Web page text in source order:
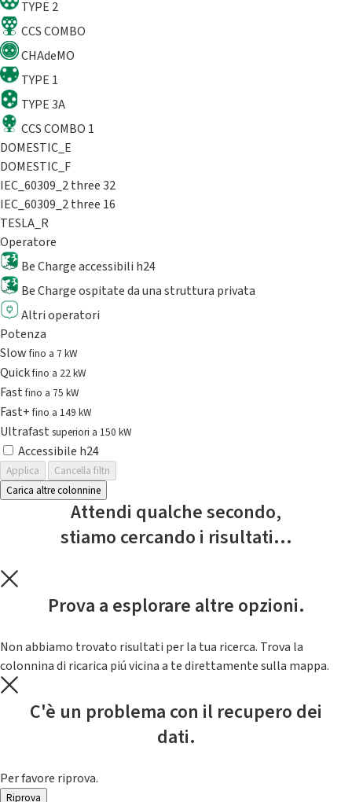
TYPE 2
CCS COMBO
CHAdeMO
TYPE 1
TYPE 3A
CCS COMBO 1
DOMESTIC_E
DOMESTIC_F
IEC_60309_2 three 32
IEC_60309_2 three 16
TESLA_R
Operatore
Be Charge accessibili h24
Be Charge ospitate da una struttura privata
Altri operatori
Potenza
Slowfino a 7 kW
Quickfino a 22 kW
Fastfino a 75 kW
Fast+fino a 149 kW
Ultrafast superiori a 150 kW
Accessibile h24
Applica
Cancella filtri
Carica altre colonnine
Attendi qualche secondo,
stiamo cercando i risultati...
Prova a esplorare altre opzioni.
Non abbiamo trovato risultati per la tua ricerca. Trova la
colonnina di ricarica piú vicina a te direttamente sulla mappa.
C'è un problema con il recupero dei
dati.
Per favore riprova.
Riprova